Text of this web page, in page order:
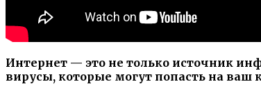
Интернет — это не только источник
вирусы, которые могут попасть на ваш